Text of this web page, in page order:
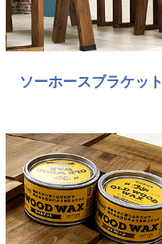
ソーホースブラケット